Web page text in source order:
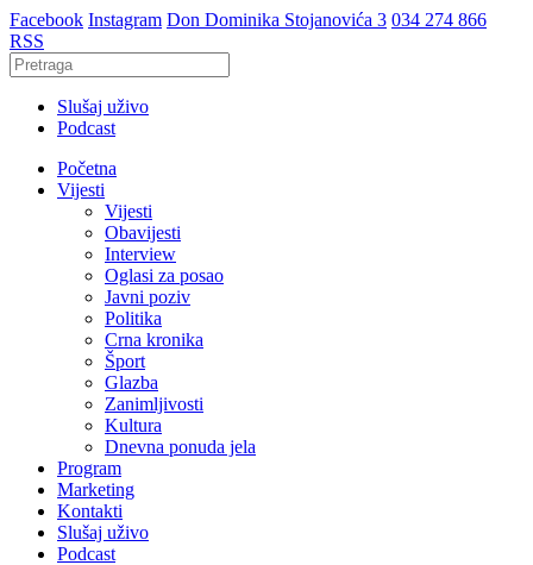
Facebook Instagram Don Dominika Stojanovića 3 034 274 866
RSS
Slušaj uživo
Podcast
Početna
Vijesti
Vijesti
Obavijesti
Interview
Oglasi za posao
Javni poziv
Politika
Crna kronika
Šport
Glazba
Zanimljivosti
Kultura
Dnevna ponuda jela
Program
Marketing
Kontakti
Slušaj uživo
Podcast